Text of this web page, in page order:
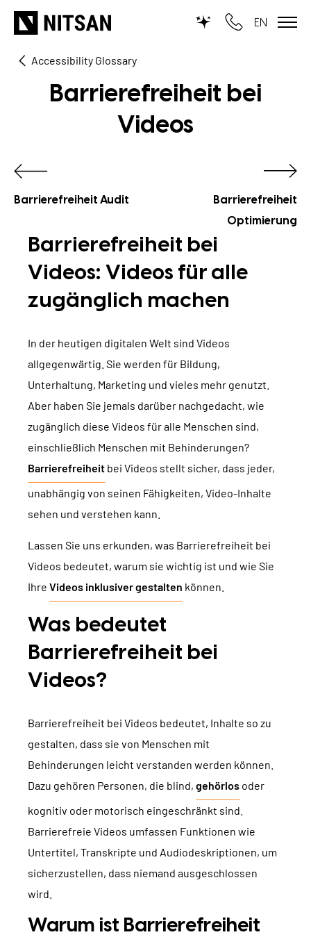
EN
WIR MACHEN TYPO3...
LEISTUNGEN
TYPO3 KI
TYPO3 Entwicklung
TYPO3 Upgrade Service
TYPO3 Barrierefreiheit Testen
TYPO3 Freelancer
REFERENZEN
UNSERE PREISE
WIR SIND NITSAN
Über uns
Jobs
T3PLANET
TYPO3 Templates
AI Universe
BLOG ANFRAGE GLOSSAR
Accessibility Glossary
Barrierefreiheit bei
Videos
Barrierefreiheit Audit
Barrierefreiheit
Optimierung
Barrierefreiheit bei
Videos: Videos für alle
zugänglich machen
In der heutigen digitalen Welt sind Videos
allgegenwärtig. Sie werden für Bildung,
Unterhaltung, Marketing und vieles mehr genutzt.
Aber haben Sie jemals darüber nachgedacht, wie
zugänglich diese Videos für alle Menschen sind,
einschließlich Menschen mit Behinderungen?
Barrierefreiheit bei Videos stellt sicher, dass jeder,
unabhängig von seinen Fähigkeiten, Video-Inhalte
sehen und verstehen kann.
Lassen Sie uns erkunden, was Barrierefreiheit bei
Videos bedeutet, warum sie wichtig ist und wie Sie
Ihre Videos inklusiver gestalten können.
Was bedeutet
Barrierefreiheit bei
Videos?
Barrierefreiheit bei Videos bedeutet, Inhalte so zu
gestalten, dass sie von Menschen mit
Behinderungen leicht verstanden werden können.
Dazu gehören Personen, die blind, gehörlos oder
kognitiv oder motorisch eingeschränkt sind.
Barrierefreie Videos umfassen Funktionen wie
Untertitel, Transkripte und Audiodeskriptionen, um
sicherzustellen, dass niemand ausgeschlossen
wird.
Warum ist Barrierefreiheit